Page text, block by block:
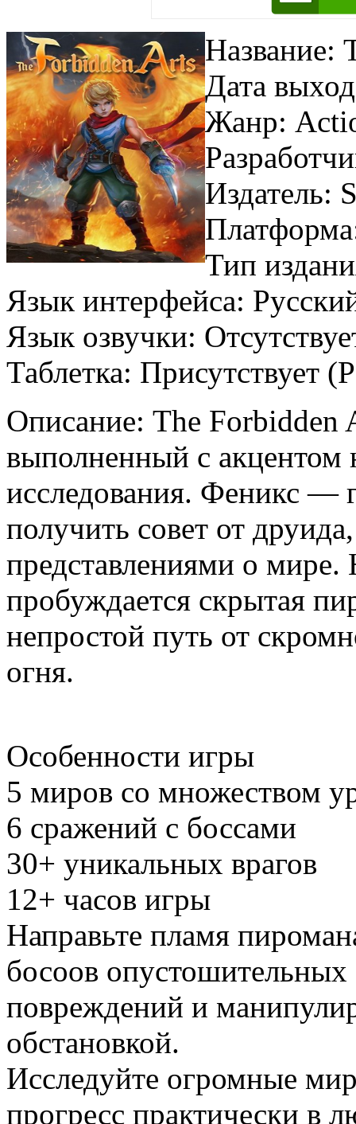
Название:
Дата
Жанр:
Издатель:
Тип
Язык интерфейса:
Язык озвучки:
Таблетка: Присутствует
Описание: The
выполненный с акцентом
исследования. Феникс —
получить совет от
представлениями о мире.
пробуждается скрытая
непростой путь от
огня.
Особенности игры
5 миров со множеством
6 сражений с боссами
30+ уникальных врагов
12+ часов игры
Направьте пламя
босоов опустошительных
повреждений и
обстановкой.
Исследуйте огромные
прогресс практически в